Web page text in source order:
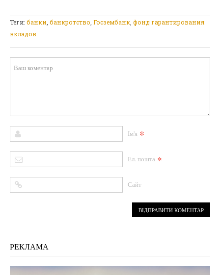
Теги:банки, банкротство, Госзембанк, фонд гарантирования
вкладов
Ім'я *
Ел. пошта *
Сайт
РЕКЛАМА